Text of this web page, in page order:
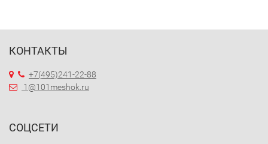
КОНТАКТЫ
+7(495)241-22-88
1@101meshok.ru
СОЦСЕТИ